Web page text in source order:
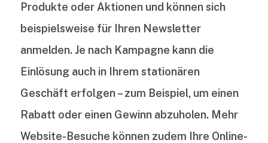
Produkte oder Aktionen und können sich
beispielsweise für Ihren Newsletter
anmelden. Je nach Kampagne kann die
Einlösung auch in Ihrem stationären
Geschäft erfolgen – zum Beispiel, um einen
Rabatt oder einen Gewinn abzuholen. Mehr
Website-Besuche können zudem Ihre Online-